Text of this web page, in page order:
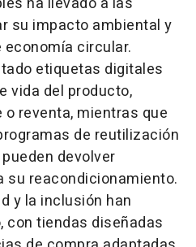
su impacto ambiental y
circular.
etiquetas digitales
vida del producto,
reventa, mientras que
de reutilización
devolver
su reacondicionamiento.
y la inclusión han
con tiendas diseñadas